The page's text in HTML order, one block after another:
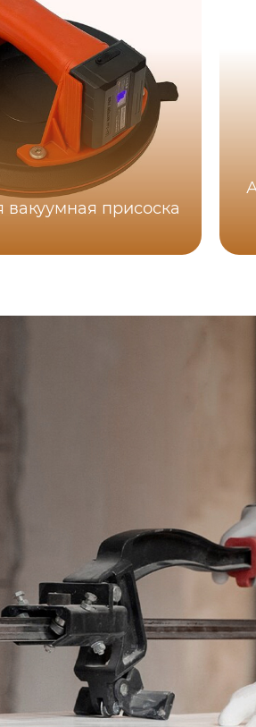
вакуумная присоска